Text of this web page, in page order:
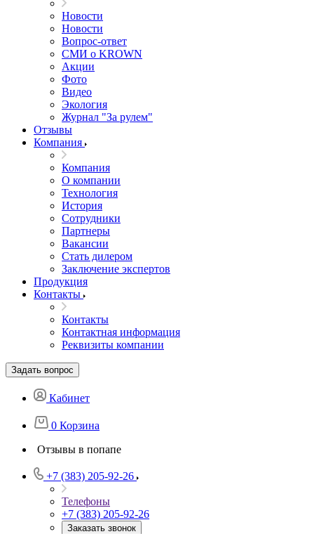
Новости
Новости
Вопрос-ответ
СМИ о KROWN
Акции
Фото
Видео
Экология
Журнал "За рулем"
Отзывы
Компания
Компания
О компании
Технология
История
Сотрудники
Партнеры
Вакансии
Стать дилером
Заключение экспертов
Продукция
Контакты
Контакты
Контактная информация
Реквизиты компании
Задать вопрос
Кабинет
0 Корзина
Отзывы в попапе
+7 (383) 205-92-26
Телефоны
+7 (383) 205-92-26
Заказать звонок